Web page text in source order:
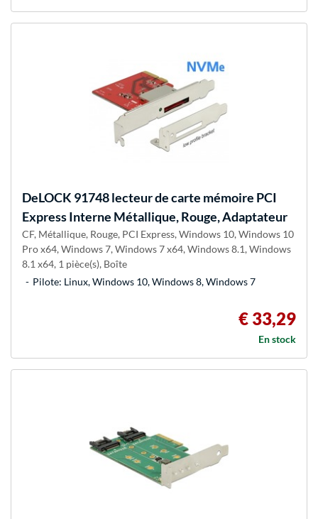
DeLOCK 91748 lecteur de carte mémoire PCI
Express Interne Métallique, Rouge, Adaptateur
CF, Métallique, Rouge, PCI Express, Windows 10, Windows 10
Pro x64, Windows 7, Windows 7 x64, Windows 8.1, Windows
8.1 x64, 1 pièce(s), Boîte
Pilote: Linux, Windows 10, Windows 8, Windows 7
€ 33,29
En stock